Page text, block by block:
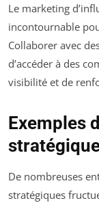
Le marketing
incontournable
Collaborer avec
d’accéder à des
visibilité et de
Exemples
De nombreuses
stratégiques